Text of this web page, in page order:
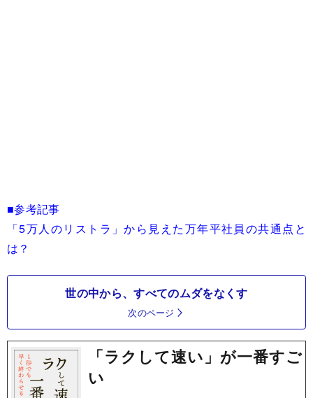
■参考記事
「5万人のリストラ」から見えた万年平社員の共通点と
は？
世の中から、すべてのムダをなくす
次のページ
「ラクして速い」が一番すご
い